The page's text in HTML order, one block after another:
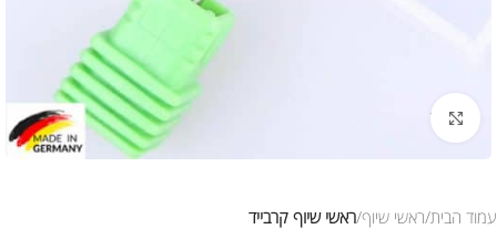
לחץ להגדלת התמונה
עמוד הבית ראשי שיוף ראשי שיוף קרבייד